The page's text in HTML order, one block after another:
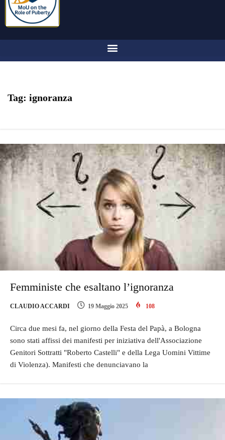
Tag: ignoranza
Femministe che esaltano l’ignoranza
CLAUDIO ACCARDI 19 Maggio 2025 108
Circa due mesi fa, nel giorno della Festa del Papà, a Bologna
sono stati affissi dei manifesti per iniziativa dell'Associazione
Genitori Sottratti "Roberto Castelli" e della Lega Uomini Vittime
di Violenza). Manifesti che denunciavano la